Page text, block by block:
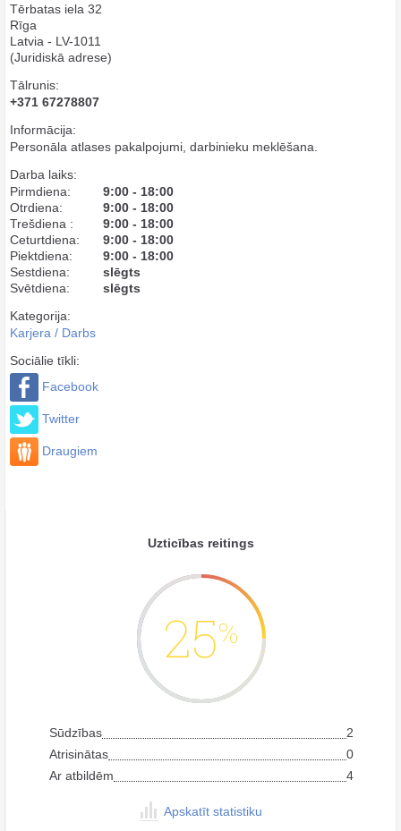
Tērbatas iela 32
Rīga
Latvia - LV-1011
(Juridiskā adrese)
Tālrunis:
+371 67278807
Informācija:
Personāla atlases pakalpojumi, darbinieku meklēšana.
Darba laiks:
Pirmdiena:
9:00 - 18:00
Otrdiena:
9:00 - 18:00
Trešdiena :
9:00 - 18:00
Ceturtdiena:
9:00 - 18:00
Piektdiena:
9:00 - 18:00
Sestdiena:
slēgts
Svētdiena:
slēgts
Kategorija:
Karjera / Darbs
Sociālie tīkli:
Facebook
Twitter
Draugiem
Uzticības reitings
25%
Sūdzības
2
Atrisinātas
0
Ar atbildēm
4
Apskatīt statistiku